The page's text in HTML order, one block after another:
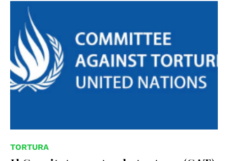
TORTURA